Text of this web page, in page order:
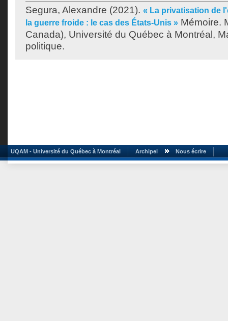
Segura, Alexandre (2021). « La privatisation de
la guerre froide : le cas des États-Unis » Mémoire.
Canada), Université du Québec à Montréal,
politique.
UQAM - Université du Québec à Montréal Archipel Nous écrire